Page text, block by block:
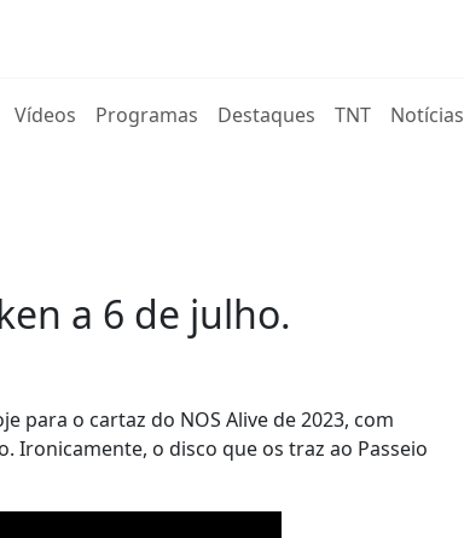
Vídeos Programas Destaques TNT Notícias
a 6 de julho.
para o cartaz do NOS Alive de 2023, com
Ironicamente, o disco que os traz ao Passeio